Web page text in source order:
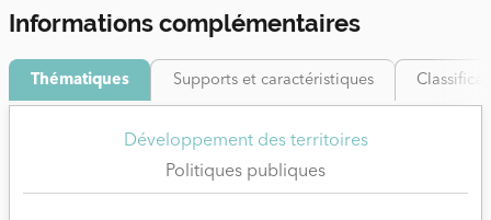
Informations complémentaires
Thématiques Supports et caractéristiques
Développement des territoires
Politiques publiques